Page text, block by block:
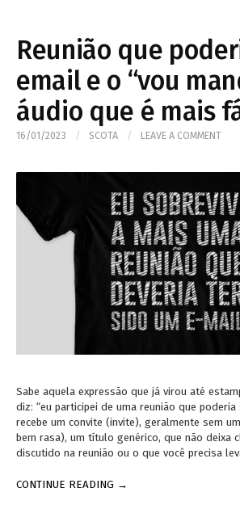
Reunião que
email e o “vou
áudio que é mais
16/01/2023 / SCOTA / LEAVE A COMMENT
Sabe aquela expressão que já virou até
diz: “eu participei de uma reunião que poderia
recebe um convite (invite), geralmente sem
bem rasa), um título genérico, que não deixa
discutido na reunião ou o que você precisa
CONTINUE READING →